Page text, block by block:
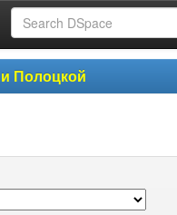
Полоцкой